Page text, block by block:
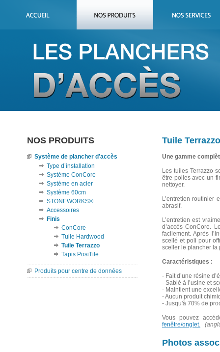
NOS PRODUITS
Système de plancher d’accès
Type d’installation
Système ConCore
Système en acier
Système 60cm
STONEWORKS®
Accessoires
Finis
ConCore
Tuile Hardwood
Tuile Terrazzo
Tapis PosiTile
Produits pour centre de données
Tuile Terrazzo
Une gamme
Les tuiles Terrazzo
être polies avec un
nettoyer.
L’entretien
abrasif.
L’entretien est
d’accès ConCore.
facilement. Après
scellé et poli pour
sceller le plancher la
Caractéristiques :
- Fait d’une résine
- Sablé à l’usine et
- Maintient une
- Aucun produit
- Jusqu'à 70% de
Vous pouvez
fenêtre/onglet.
Photos